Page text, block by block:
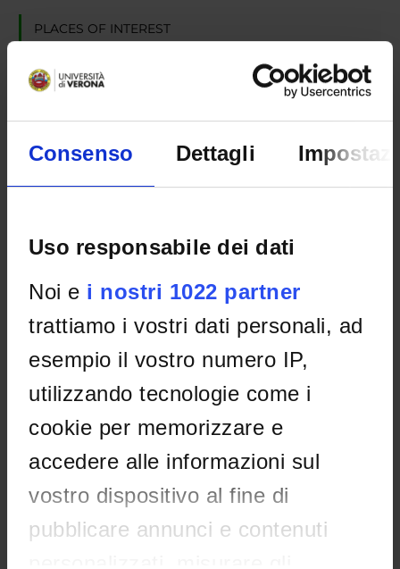
Consenso Dettagli
Uso responsabile dei dati
Noi e i nostri 1022 partner
trattiamo i vostri dati personali, ad
esempio il vostro numero IP,
utilizzando tecnologie come i
cookie per memorizzare e
accedere alle informazioni sul
vostro dispositivo al fine di
pubblicare annunci e contenuti
PLACES OF INTEREST
ORGANIZATION
GOVERNANCE